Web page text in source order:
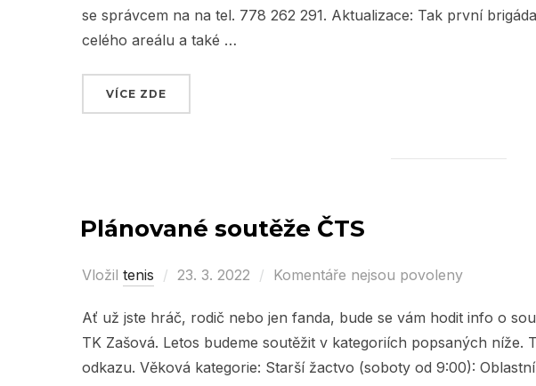
se správcem na na tel. 778 262 291. Aktualizace: Tak první
celého areálu a také …
VÍCE ZDE
Plánované soutěže ČTS
Vložil tenis
Posted
23. 3. 2022 Komentáře nejsou povoleny
Ať už jste hráč, rodič nebo jen fanda, bude se vám hodit info o
TK Zašová. Letos budeme soutěžit v kategoriích popsaných
odkazu. Věková kategorie: Starší žactvo (soboty od 9:00):